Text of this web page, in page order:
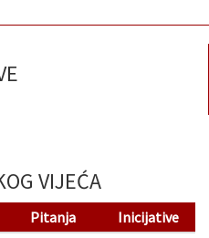
VIJEĆA
Pitanja Inicijative